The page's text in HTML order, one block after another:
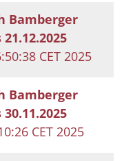
Bamberger
CET 2025
Bamberger
CET 2025